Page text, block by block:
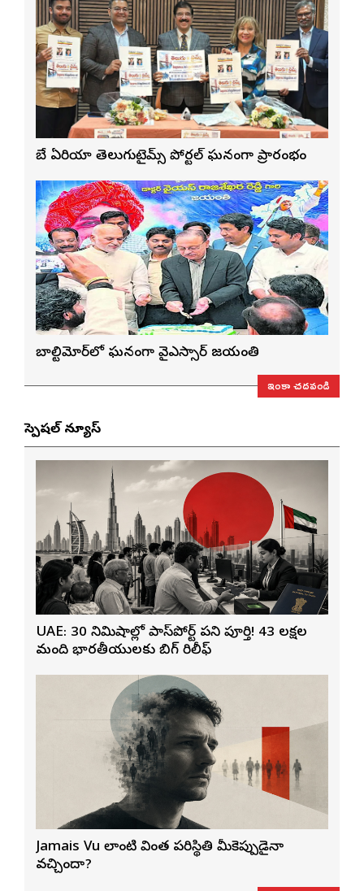
బే ఏరియా తెలుగుటైమ్స్ పోర్టల్ ఘనంగా ప్రారంభం
బాల్టిమోర్‌లో ఘనంగా వైఎస్సార్‌ జయంతి
ఇంకా చదవండి
స్పెషల్ న్యూస్
UAE: 30 నిమిషాల్లో పాస్‌పోర్ట్ పని పూర్తి! 43 లక్షల
మంది భారతీయులకు బిగ్ రిలీఫ్
Jamais Vu లాంటి వింత పరిస్థితి మీకెప్పుడైనా
వచ్చిందా?